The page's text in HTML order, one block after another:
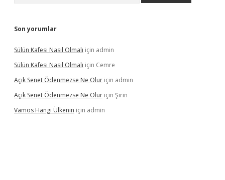
Son yorumlar
Sülün Kafesi Nasıl Olmalı için admin
Sülün Kafesi Nasıl Olmalı için Cemre
Açık Senet Ödenmezse Ne Olur için admin
Açık Senet Ödenmezse Ne Olur için Şirin
Vamos Hangi Ülkenin için admin